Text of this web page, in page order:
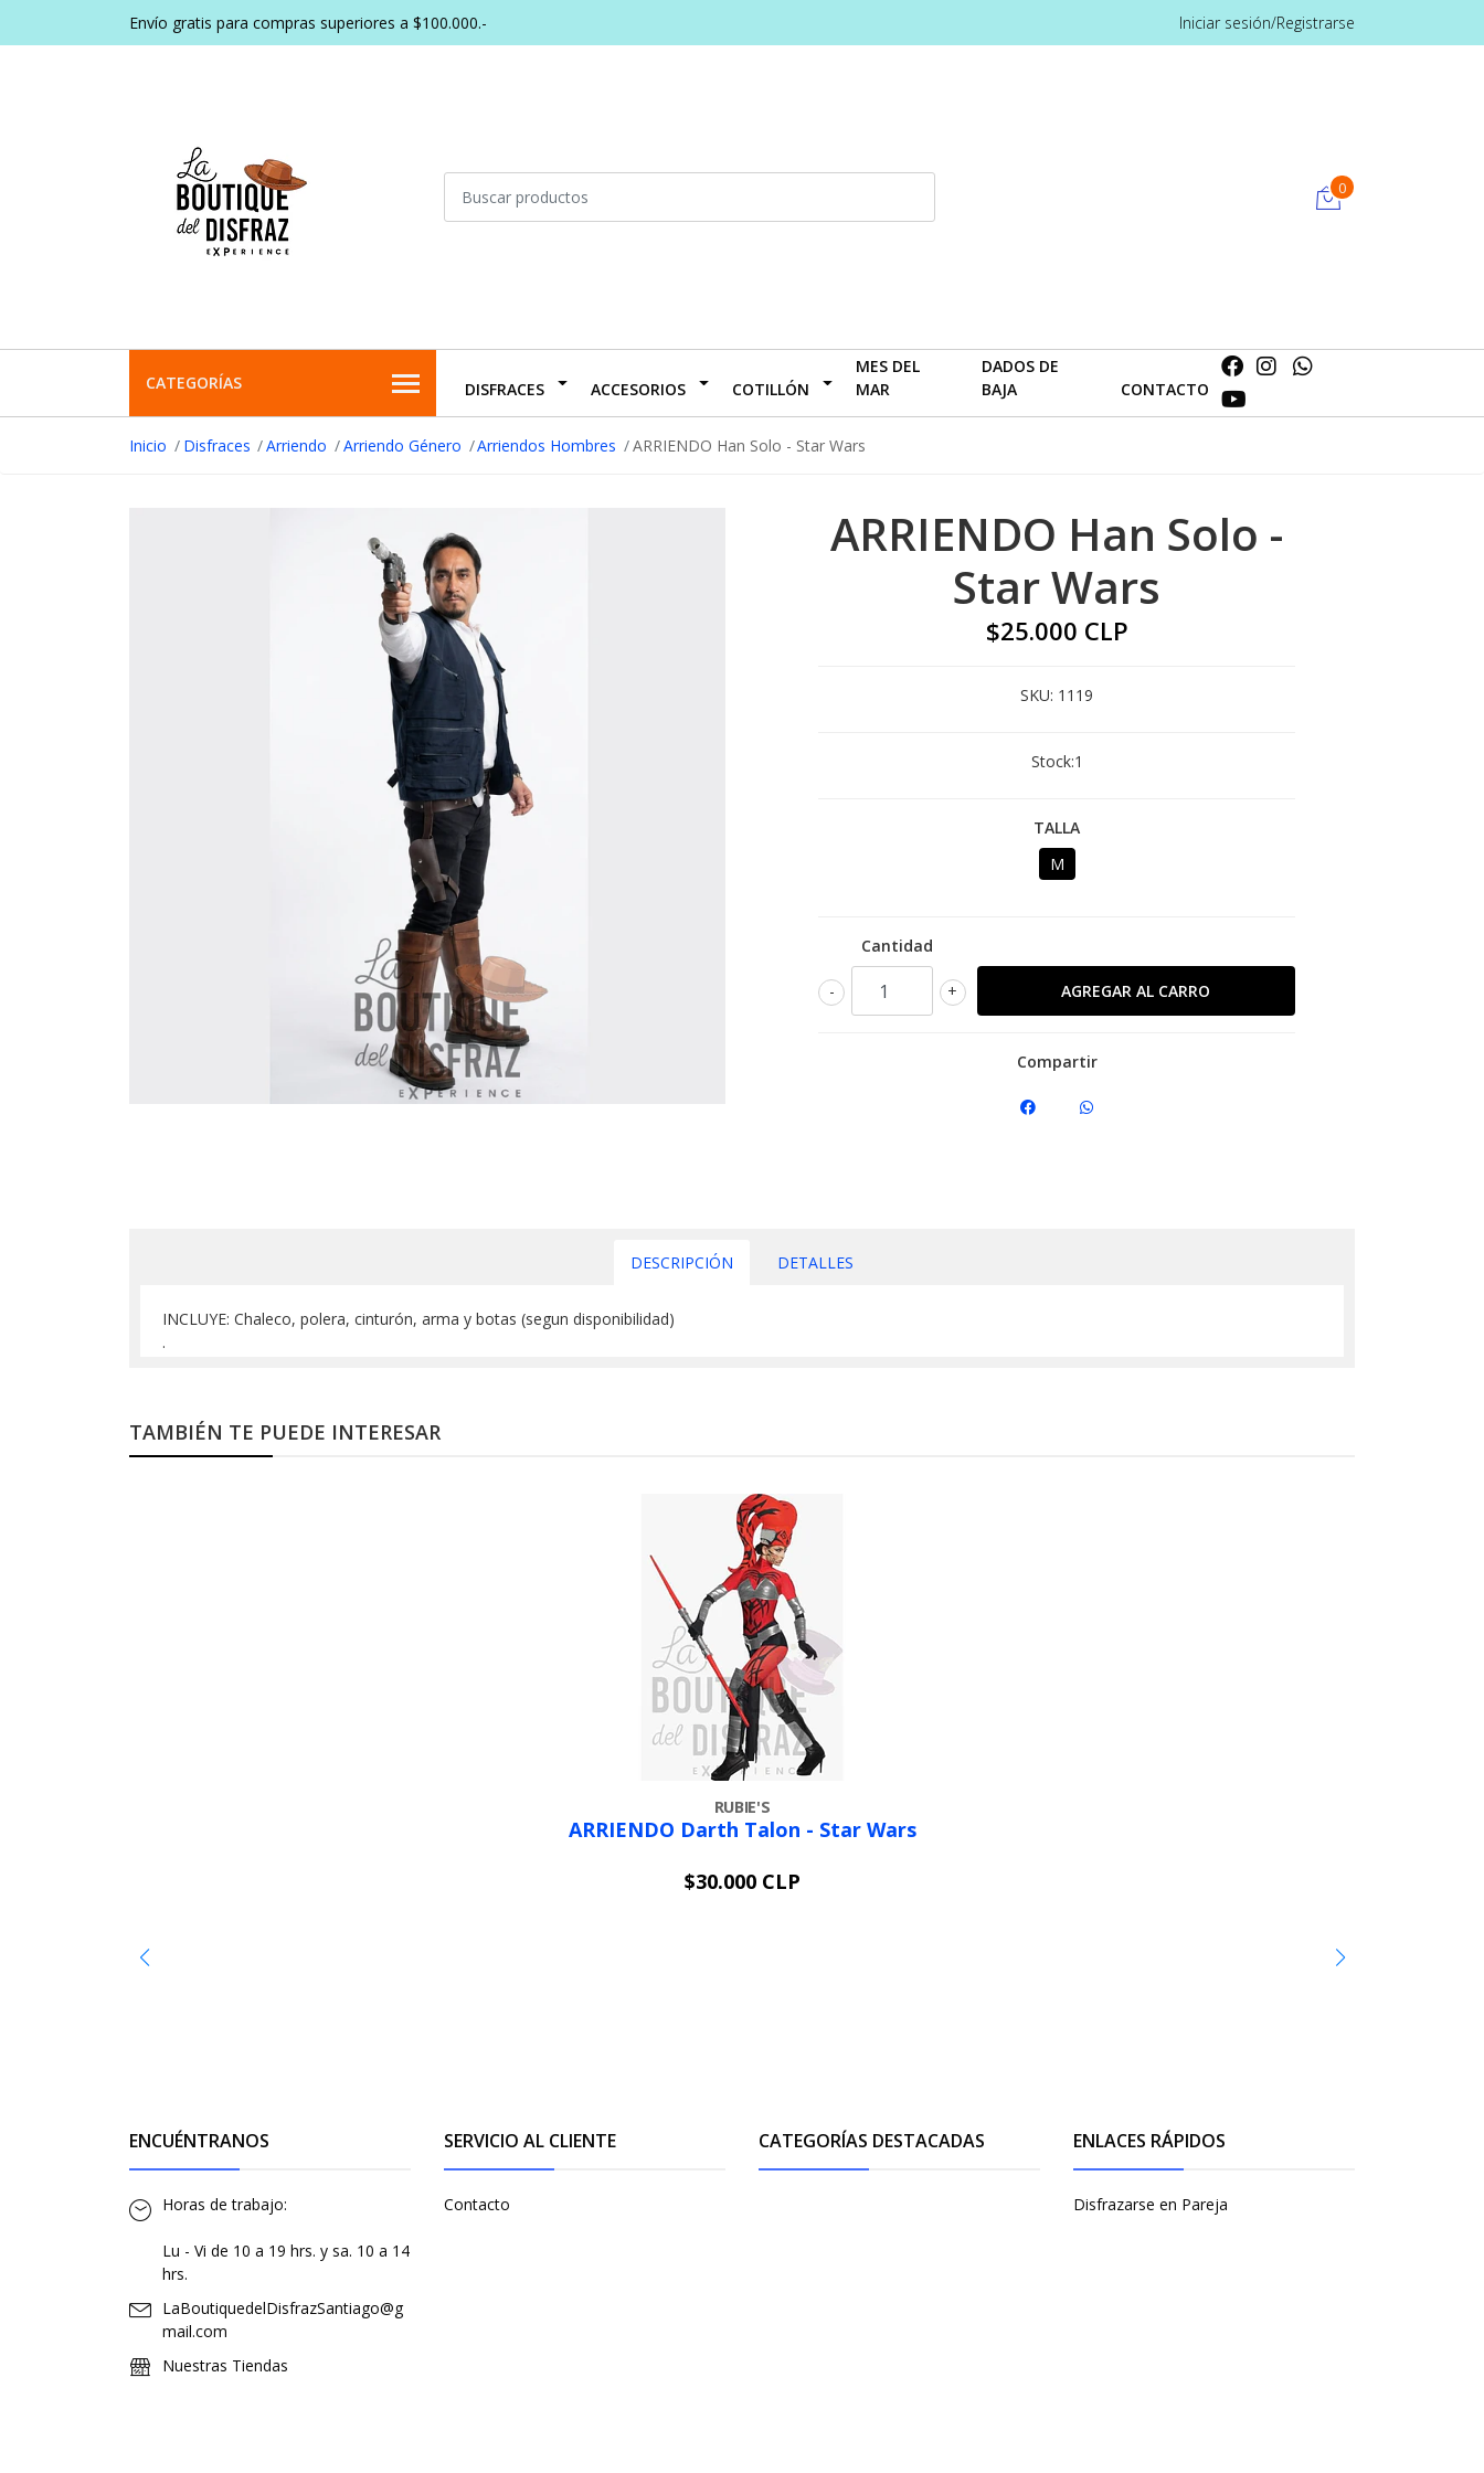
Envío gratis para compras superiores a $100.000.- Iniciar sesión/Registrarse
0
CATEGORÍAS DISFRACES ACCESORIOS COTILLÓN
MES DEL
MAR
DADOS DE
BAJA
CONTACTO
Inicio Disfraces Arriendo Arriendo Género Arriendos Hombres ARRIENDO Han Solo - Star Wars
ARRIENDO Han Solo -
Star Wars
$25.000 CLP
SKU: 1119
Stock:1
TALLA
M
Cantidad
+
-
Compartir
DESCRIPCIÓN DETALLES
INCLUYE: Chaleco, polera, cinturón, arma y botas (segun disponibilidad)
.
TAMBIÉN TE PUEDE INTERESAR
RUBIE'S
ARRIENDO Darth Talon - Star Wars
VER OPCIONES
$30.000 CLP
ENCUÉNTRANOS
Horas de trabajo:
Lu - Vi de 10 a 19 hrs. y sa. 10 a 14
hrs.
LaBoutiquedelDisfrazSantiago@g
mail.com
Nuestras Tiendas
SERVICIO AL CLIENTE
Contacto
CATEGORÍAS DESTACADAS ENLACES RÁPIDOS
Disfrazarse en Pareja